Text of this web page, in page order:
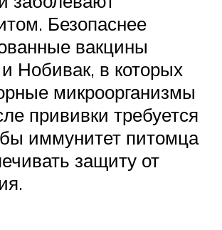
Безопаснее
вакцины
Нобивак, в которых
микроорганизмы
прививки требуется
иммунитет питомца
защиту от